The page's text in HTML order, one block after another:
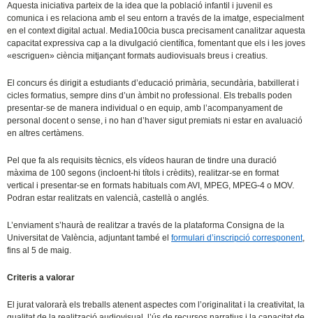
Aquesta iniciativa parteix de la idea que la població infantil i juvenil es
comunica i es relaciona amb el seu entorn a través de la imatge, especialment
en el context digital actual. Media100cia busca precisament canalitzar aquesta
capacitat expressiva cap a la divulgació científica, fomentant que els i les joves
«escriguen» ciència mitjançant formats audiovisuals breus i creatius.
El concurs és dirigit a estudiants d’educació primària, secundària, batxillerat i
cicles formatius, sempre dins d’un àmbit no professional. Els treballs poden
presentar-se de manera individual o en equip, amb l’acompanyament de
personal docent o sense, i no han d’haver sigut premiats ni estar en avaluació
en altres certàmens.
Pel que fa als requisits tècnics, els vídeos hauran de tindre una duració
màxima de 100 segons (incloent-hi títols i crèdits), realitzar-se en format
vertical i presentar-se en formats habituals com AVI, MPEG, MPEG-4 o MOV.
Podran estar realitzats en valencià, castellà o anglés.
L’enviament s’haurà de realitzar a través de la plataforma Consigna de la
Universitat de València,adjuntant també elformulari d’inscripció corresponent,
fins al 5 de maig.
Criteris a valorar
El jurat valorarà els treballs atenent aspectes com l’originalitat i la creativitat, la